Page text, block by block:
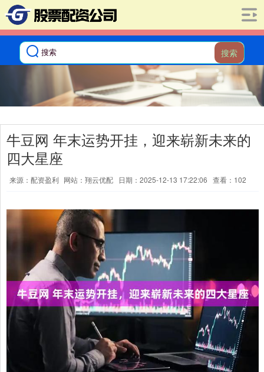
搜索
牛豆网 年末运势开挂，迎来崭新未来的
四大星座
来源：配资盈利 网站：翔云优配 日期：2025-12-13 17:22:06 查看：102